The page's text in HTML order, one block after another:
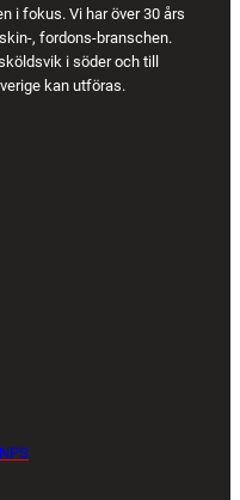
i fokus. Vi har över 30 års
, fordons-branschen.
i söder och till
kan utföras.